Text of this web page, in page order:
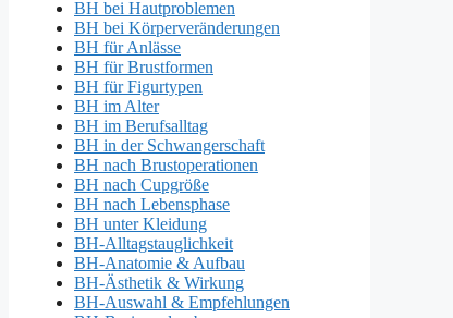
BH bei Hautproblemen
BH bei Körperveränderungen
BH für Anlässe
BH für Brustformen
BH für Figurtypen
BH im Alter
BH im Berufsalltag
BH in der Schwangerschaft
BH nach Brustoperationen
BH nach Cupgröße
BH nach Lebensphase
BH unter Kleidung
BH-Alltagstauglichkeit
BH-Anatomie & Aufbau
BH-Ästhetik & Wirkung
BH-Auswahl & Empfehlungen